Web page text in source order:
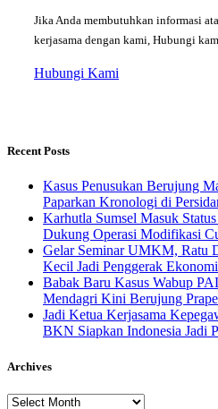
Jika Anda membutuhkan informasi
kerjasama dengan kami, Hubungi
Hubungi Kami
Recent Posts
Kasus Penusukan Berujung
Paparkan Kronologi di
Karhutla Sumsel Masuk
Dukung Operasi Modifikasi
Gelar Seminar UMKM, Ratu
Kecil Jadi Penggerak
Babak Baru Kasus Wabup
Mendagri Kini Berujung
Jadi Ketua Kerjasama
BKN Siapkan Indonesia Jadi
Archives
Archives